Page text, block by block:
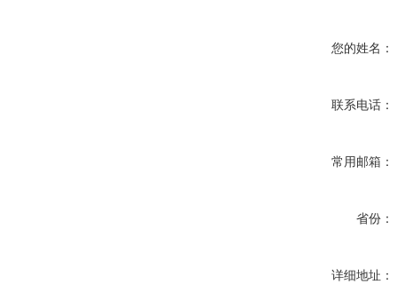
您的姓名：
联系电话：
常用邮箱：
省份：
详细地址：